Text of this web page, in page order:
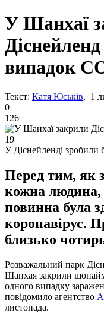
У Шанхаї
випадок
Текст: Катя Юськів, 1
0
126
У Діснейленді зробили
Перед тим, як
кожна людина,
повинна була
коронавірус.
близько
Розважальний парк
Шанхая закрили
одного випадку
повідомило агентство
листопада.